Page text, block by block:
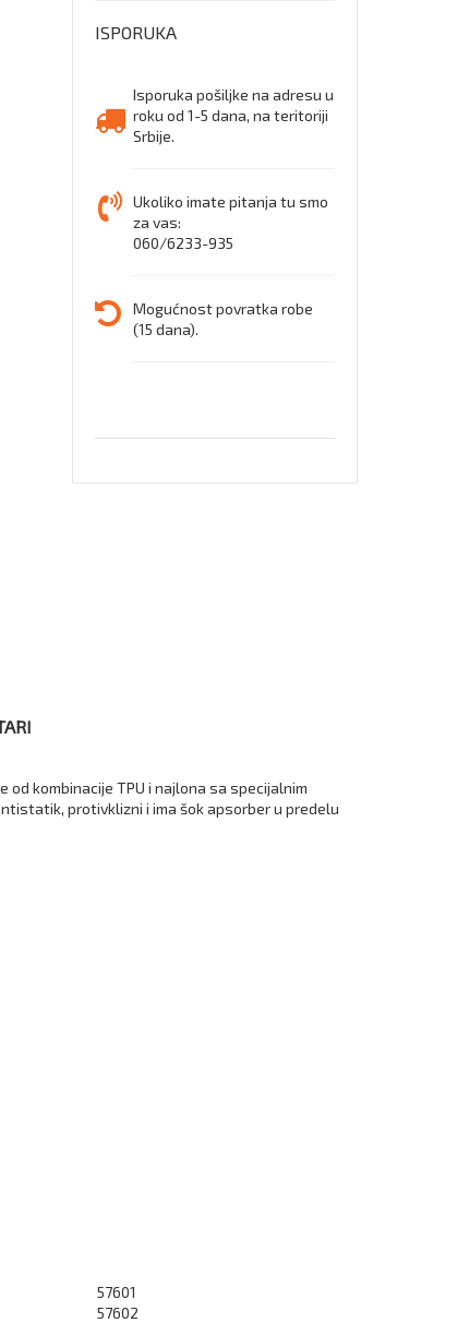
ISPORUKA
Isporuka pošiljke na adresu u
roku od 1-5 dana, na teritoriji
Srbije.
Ukoliko imate pitanja tu smo
za vas:
060/6233-935
Mogućnost povratka robe
(15 dana).
kombinacije TPU i najlona sa specijalnim
protivklizni i ima šok apsorber u predelu
57601
57602